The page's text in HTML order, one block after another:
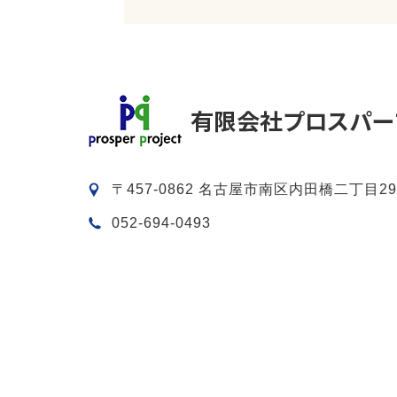
〒457-0862 名古屋市南区内田橋二丁目
052-694-0493